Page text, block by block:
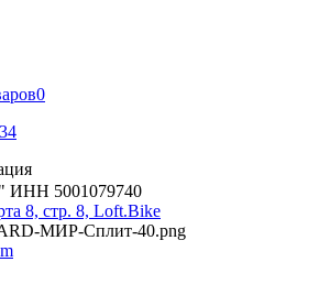
0
ИНН 5001079740
8, стр. 8, Loft.Bike